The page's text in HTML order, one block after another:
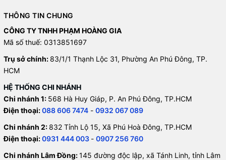
THÔNG TIN CHUNG
CÔNG TY TNHH PHẠM HOÀNG GIA
Mã số thuế: 0313851697
Trụ sở chính: 83/1/1 Thạnh Lộc 31, Phường An Phú Đông, TP.
HCM
HỆ THỐNG CHI NHÁNH
Chi nhánh 1: 568 Hà Huy Giáp, P. An Phú Đông, TP.HCM
Điện thoại:088 606 7474 - 0932 067 089
Chi nhánh 2: 832 Tỉnh Lộ 15, Xã Phú Hoà Đông, TP.HCM
Điện thoại:0931 444 003 - 0907 256 760
Chi nhánh Lâm Đồng:145 đường độc lập, xã Tánh Linh, tỉnh Lâm